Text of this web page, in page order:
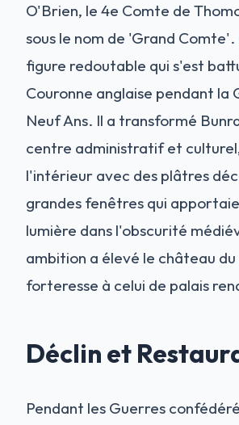
O'Brien, le 4e Comte de
sous le nom de 'Grand
figure redoutable qui s'est
Couronne anglaise pendant la
Neuf Ans. Il a transformé
centre administratif et
l'intérieur avec des plâtres
grandes fenêtres qui
lumière dans l'obscurité
ambition a élevé le château
forteresse à celui de palais
Déclin et
Pendant les Guerres